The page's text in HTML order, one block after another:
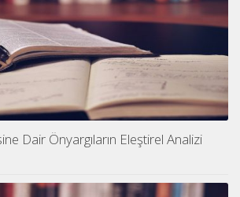
Dair Önyargıların Eleştirel Analizi